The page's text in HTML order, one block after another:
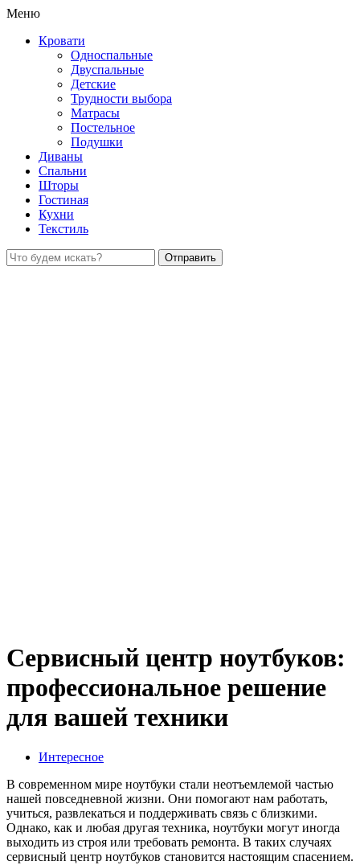
Меню
Кровати
Односпальные
Двуспальные
Детские
Трудности выбора
Матрасы
Постельное
Подушки
Диваны
Спальни
Шторы
Гостиная
Кухни
Текстиль
Сервисный центр ноутбуков:
профессиональное решение
для вашей техники
Интересное
В современном мире ноутбуки стали неотъемлемой частью
нашей повседневной жизни. Они помогают нам работать,
учиться, развлекаться и поддерживать связь с близкими.
Однако, как и любая другая техника, ноутбуки могут иногда
выходить из строя или требовать ремонта. В таких случаях
сервисный центр ноутбуков становится настоящим спасением.